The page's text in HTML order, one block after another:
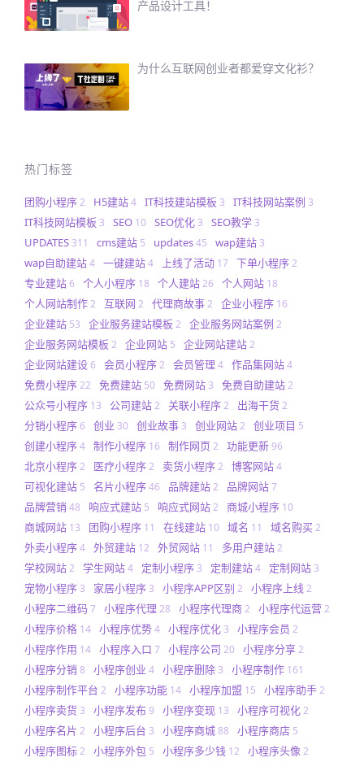
产品设计工具！
为什么互联网创业者都爱穿文化衫？
热门标签
团购小程序2 H5建站4 IT科技建站模板 3 IT科技网站案例 3
IT科技网站模板 3 SEO 10 SEO优化 3 SEO教学 3
UPDATES 311 cms建站 5 updates45 wap建站 3
wap自助建站4 一键建站4 上线了活动 17 下单小程序2
专业建站6 个人小程序 18 个人建站26 个人网站 18
个人网站制作2 互联网 2 代理商故事2 企业小程序 16
企业建站 53 企业服务建站模板 2 企业服务网站案例 2
企业服务网站模板 2 企业网站 5 企业网站建站2
企业网站建设6 会员小程序2 会员管理 4 作品集网站4
免费小程序22 免费建站 50 免费网站 3 免费自助建站2
公众号小程序 13 公司建站2 关联小程序2 出海干货2
分销小程序6 创业 30 创业故事 3 创业网站2 创业项目 5
创建小程序4 制作小程序 16 制作网页 2 功能更新96
北京小程序2 医疗小程序2 卖货小程序2 博客网站4
可视化建站 5 名片小程序46 品牌建站2 品牌网站7
品牌营销 48 响应式建站 5 响应式网站2 商城小程序 10
商城网站 13 团购小程序 11 在线建站 10 域名 11 域名购买2
外卖小程序4 外贸建站 12 外贸网站 11 多用户建站2
学校网站2 学生网站4 定制小程序 3 定制建站4 定制网站 3
宠物小程序 3 家居小程序 3 小程序APP区别 2 小程序上线 2
小程序二维码7 小程序代理 28 小程序代理商2 小程序代运营2
小程序价格 14 小程序优势4 小程序优化 3 小程序会员 2
小程序作用 14 小程序入口 7 小程序公司 20 小程序分享2
小程序分销 8 小程序创业 4 小程序删除 3 小程序制作 161
小程序制作平台 2 小程序功能 14 小程序加盟 15 小程序助手2
小程序卖货 3 小程序发布9 小程序变现 13 小程序可视化2
小程序名片 2 小程序后台 3 小程序商城88 小程序商店 5
小程序图标2 小程序外包 5 小程序多少钱 12 小程序头像 2